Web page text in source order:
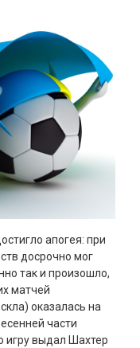
апогея: при
досрочно мог
так и произошло,
матчей
оказалась на
части
игру выдал Шахтер